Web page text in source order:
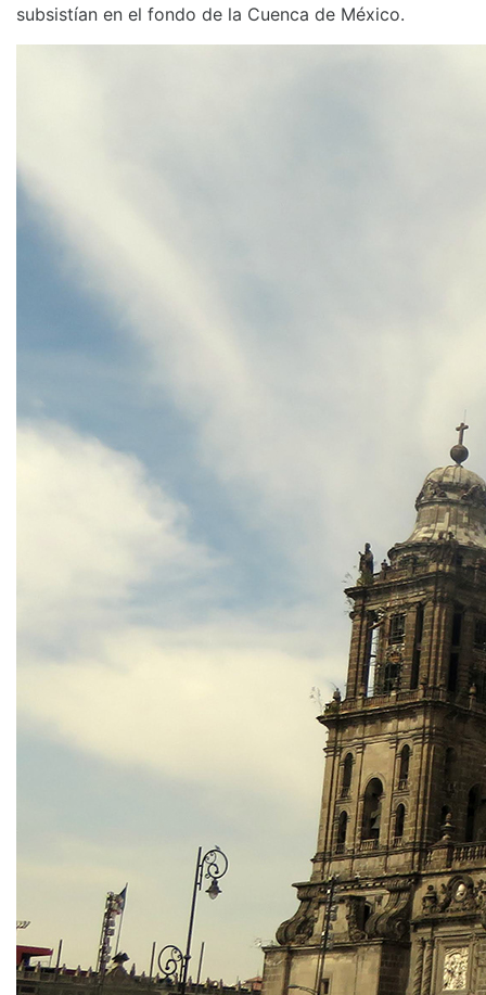
subsistían en el fondo de la Cuenca de México.